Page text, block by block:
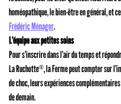
homéopathique, le bien-être en général, et
Frédéric Ménager.
L’équipe aux petites soins
Pour s’inscrire dans l’air du temps et
La Ruchotte®, la Ferme peut compter sur
de choc, leurs expériences
de demain.